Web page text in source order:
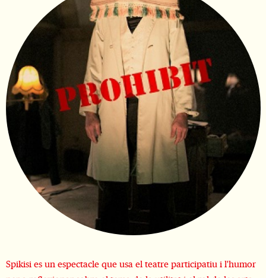
Spikisi es un espectacle que usa el teatre participatiu i l'humor